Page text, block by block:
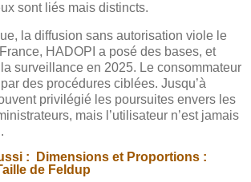
sont liés mais distincts.
la diffusion sans autorisation viole le
HADOPI a posé des bases, et
surveillance en 2025. Le consommateur
des procédures ciblées. Jusqu’à
privilégié les poursuites envers les
mais l’utilisateur n’est jamais
:
Dimensions et Proportions :
de Feldup